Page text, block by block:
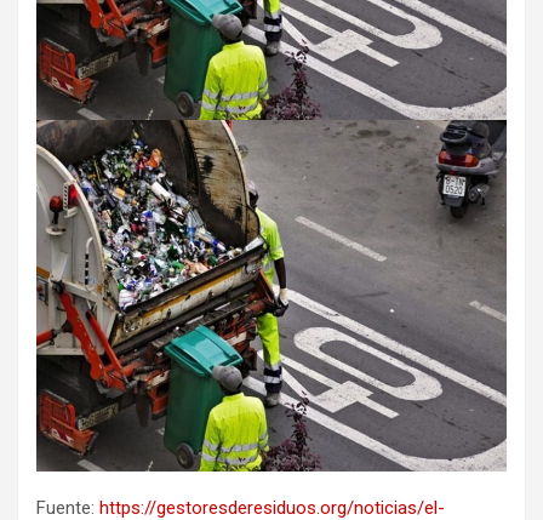
Fuente: https://gestoresderesiduos.org/noticias/el-